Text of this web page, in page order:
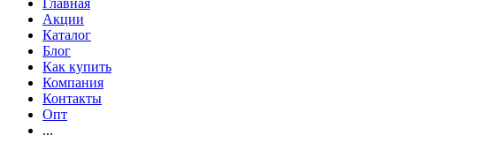
Главная
Акции
Каталог
Блог
Как купить
Компания
Контакты
Опт
...